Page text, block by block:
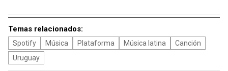
Temas relacionados:
Spotify Música Plataforma Música latina
Canción
Uruguay